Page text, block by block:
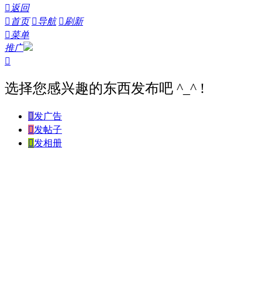
 返回
 首页 导航 刷新
菜单
推广

选择您感兴趣的东西发布吧 ^_^ !
发广告
发帖子
发相册